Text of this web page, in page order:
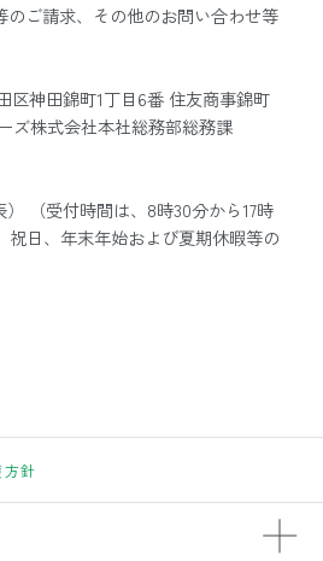
ご請求、その他のお問い合わせ等
区神田錦町1丁目6番 住友商事錦町
ズ株式会社本社総務部総務課
（受付時間は、8時30分から17時
祝日、年末年始および夏期休暇等の
針